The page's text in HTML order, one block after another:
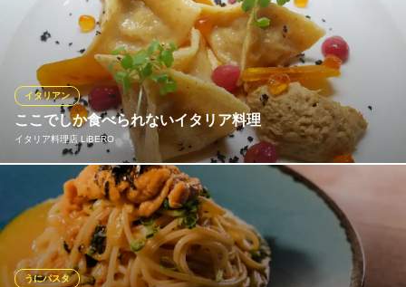
ホッとするような家庭の味を大事にしながら、和のアレンジも意
識した奥深い味わい。経験豊かなシェフが作る、絶品イタリアン
をお楽しみください。
Italian Kitchen Dice‐K
新鮮食材のイタリアン
ＪＲ広島駅 徒歩7分
広島県広島市東区光町2-7-13
ここでしか食べられないイタリア料理
イタリア料理店 LiBERO
イタリアン
広島、瀬戸内ならではの食材や季節の食材を中心に、様々な料理
法で仕上げた広島イタリアンをお楽しみいただけます。 食材の魅
力を余すところなく引き出した料理の数々をご堪能下さい。 当店
のお料理は全てNOMSG（化学調味料不使用）になります。ま
た、ヴィーガンやベジタリアンの方にも対応しています。
うにパスタ